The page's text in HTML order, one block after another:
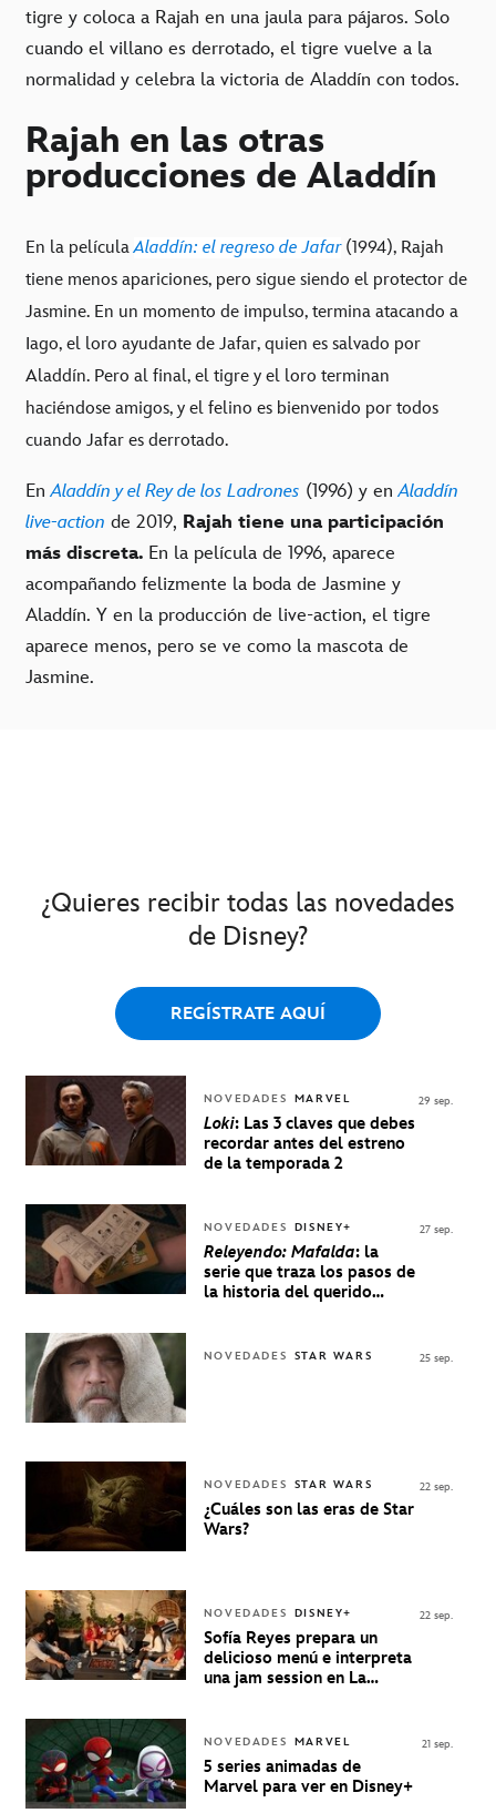
tigre y coloca a Rajah en una jaula para pájaros. Solo
cuando el villano es derrotado, el tigre vuelve a la
normalidad y celebra la victoria de Aladdín con todos.
Rajah en las otras
producciones de Aladdín
En la películaAladdín: el regreso de Jafar(1994), Rajah
tiene menos apariciones, pero sigue siendo el protector de
Jasmine. En un momento de impulso, termina atacando a
Iago, el loro ayudante de Jafar, quien es salvado por
Aladdín. Pero al final, el tigre y el loro terminan
haciéndose amigos, y el felino es bienvenido por todos
cuando Jafar es derrotado.
En Aladdín y el Rey de los Ladrones (1996) y enAladdín
live-action de 2019, Rajah tiene una participación
más discreta. En la película de 1996, aparece
acompañando felizmente la boda de Jasmine y
Aladdín. Y en la producción de live-action, el tigre
aparece menos, pero se ve como la mascota de
Jasmine.
¿Quieres recibir todas las novedades
de Disney?
REGÍSTRATE AQUÍ
NOVEDADES MARVEL
Loki: Las 3 claves que debes
recordar antes del estreno
de la temporada 2
29 sep.
NOVEDADES DISNEY+
Releyendo: Mafalda: la
serie que traza los pasos de
la historia del querido
27 sep.
NOVEDADES STAR WARS 25 sep.
NOVEDADES STAR WARS
¿Cuáles son las eras de Star
Wars?
22 sep.
NOVEDADES DISNEY+
Sofía Reyes prepara un
delicioso menú e interpreta
una jam session en La
22 sep.
NOVEDADES MARVEL
5 series animadas de
Marvel para ver en Disney+
21 sep.